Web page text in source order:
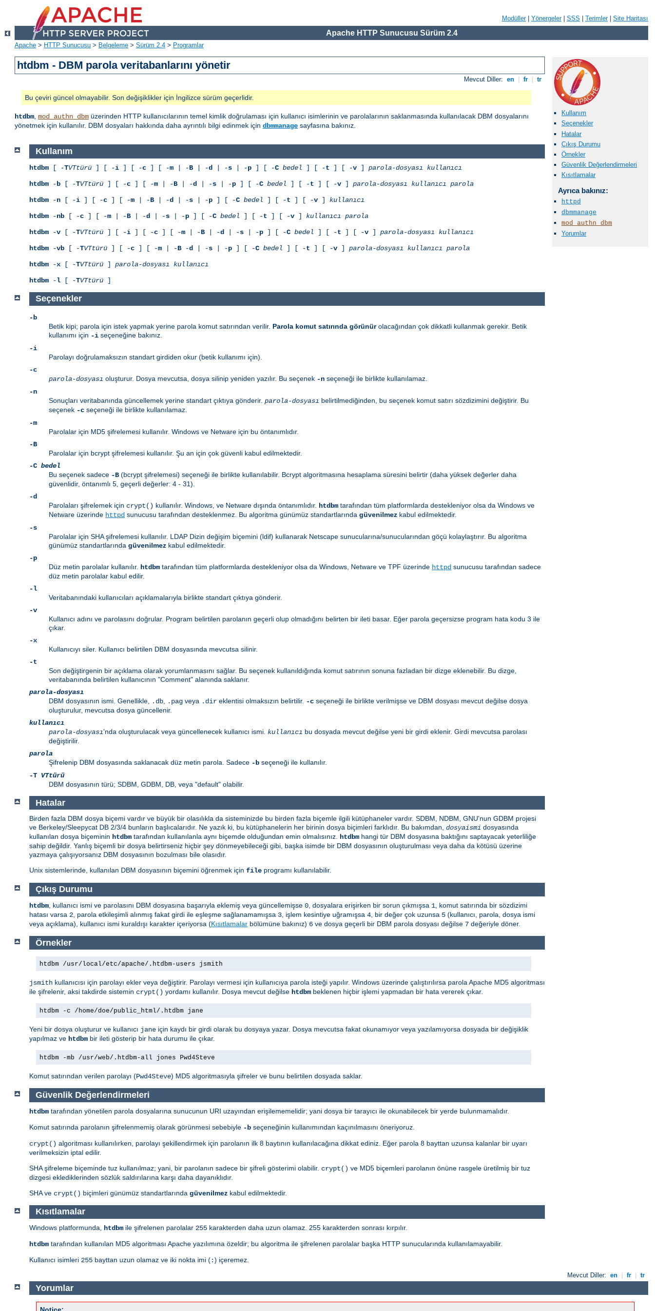
Modüller| Yönergeler| SSS Terimler| Site Haritası
Apache HTTP Sunucusu Sürüm 2.4
Apache > HTTP Sunucusu > Belgeleme > Sürüm 2.4 > Programlar
htdbm - DBM parola veritabanlarını yönetir
Mevcut Diller: en fr tr
Bu çeviri güncel olmayabilir. Son değişiklikler için İngilizce sürüm geçerlidir.
htdbm, mod_authn_dbm üzerinden HTTP kullanıcılarının temel kimlik doğrulaması için kullanıcı isimlerinin ve parolalarının saklanmasında kullanılacak DBM dosyalarını
yönetmek için kullanılır. DBM dosyaları hakkında daha ayrıntılı bilgi edinmek için dbmmanage sayfasına bakınız.
Kullanım
Seçenekler
Hatalar
Çıkış Durumu
Örnekler
Güvenlik Değerlendirmeleri
Kısıtlamalar
Ayrıca bakınız:
httpd
dbmmanage
mod_authn_dbm
Yorumlar
Kullanım
htdbm [ -TVTtürü ] [ -i ] [ -c ] [ -m | -B | -d | -s | -p ] [ -C bedel ] [ -t ] [ -v ] parola-dosyası kullanıcı
htdbm -b [ -TVTtürü ] [ -c ] [ -m | -B | -d | -s | -p ] [ -C bedel ] [ -t ] [ -v ] parola-dosyası kullanıcı parola
htdbm -n [ -i ] [ -c ] [ -m | -B | -d | -s | -p ] [ -C bedel ] [ -t ] [ -v ] kullanıcı
htdbm -nb [ -c ] [ -m | -B | -d | -s | -p ] [ -C bedel ] [ -t ] [ -v ] kullanıcı parola
htdbm -v [ -TVTtürü ] [ -i ] [ -c ] [ -m | -B | -d | -s | -p ] [ -C bedel ] [ -t ] [ -v ] parola-dosyası kullanıcı
htdbm -vb [ -TVTtürü ] [ -c ] [ -m | -B -d | -s | -p ] [ -C bedel ] [ -t ] [ -v ] parola-dosyası kullanıcı parola
htdbm -x [ -TVTtürü ] parola-dosyası kullanıcı
htdbm -l [ -TVTtürü ]
Seçenekler
-b
Betik kipi; parola için istek yapmak yerine parola komut satırından verilir. Parola komut satırında görünürolacağından çok dikkatli kullanmak gerekir. Betik
kullanımı için -i seçeneğine bakınız.
-i
Parolayı doğrulamaksızın standart girdiden okur (betik kullanımı için).
-c
parola-dosyası oluşturur. Dosya mevcutsa, dosya silinip yeniden yazılır. Bu seçenek -n seçeneği ile birlikte kullanılamaz.
-n
Sonuçları veritabanında güncellemek yerine standart çıktıya gönderir. parola-dosyası belirtilmediğinden, bu seçenek komut satırı sözdizimini değiştirir. Bu
seçenek -c seçeneği ile birlikte kullanılamaz.
-m
Parolalar için MD5 şifrelemesi kullanılır. Windows ve Netware için bu öntanımlıdır.
-B
Parolalar için bcrypt şifrelemesi kullanılır. Şu an için çok güvenli kabul edilmektedir.
-C bedel
Bu seçenek sadece -B (bcrypt şifrelemesi) seçeneği ile birlikte kullanılabilir. Bcrypt algoritmasına hesaplama süresini belirtir (daha yüksek değerler daha
güvenlidir, öntanımlı 5, geçerli değerler: 4 - 31).
-d
Parolaları şifrelemek için crypt() kullanılır. Windows, ve Netware dışında öntanımlıdır. htdbm tarafından tüm platformlarda destekleniyor olsa da Windows ve
Netware üzerinde httpd sunucusu tarafından desteklenmez. Bu algoritma günümüz standartlarında güvenilmez kabul edilmektedir.
-s
Parolalar için SHA şifrelemesi kullanılır. LDAP Dizin değişim biçemini (ldif) kullanarak Netscape sunucularına/sunucularından göçü kolaylaştırır. Bu algoritma
günümüz standartlarında güvenilmez kabul edilmektedir.
-p
Düz metin parolalar kullanılır. htdbm tarafından tüm platformlarda destekleniyor olsa da Windows, Netware ve TPF üzerinde httpd sunucusu tarafından sadece
düz metin parolalar kabul edilir.
-l
Veritabanındaki kullanıcıları açıklamalarıyla birlikte standart çıktıya gönderir.
-v
Kullanıcı adını ve parolasını doğrular. Program belirtilen parolanın geçerli olup olmadığını belirten bir ileti basar. Eğer parola geçersizse program hata kodu 3 ile
çıkar.
-x
Kullanıcıyı siler. Kullanıcı belirtilen DBM dosyasında mevcutsa silinir.
-t
Son değiştirgenin bir açıklama olarak yorumlanmasını sağlar. Bu seçenek kullanıldığında komut satırının sonuna fazladan bir dizge eklenebilir. Bu dizge,
veritabanında belirtilen kullanıcının "Comment" alanında saklanır.
parola-dosyası
DBM dosyasının ismi. Genellikle,
.db .pag veya .dir eklentisi olmaksızın belirtilir. -c seçeneği ile birlikte verilmişse ve DBM dosyası mevcut değilse dosya
oluşturulur, mevcutsa dosya güncellenir.
kullanıcı
parola-dosyası'nda oluşturulacak veya güncellenecek kullanıcı ismi. kullanıcı bu dosyada mevcut değilse yeni bir girdi eklenir. Girdi mevcutsa parolası
değiştirilir.
parola
Şifrelenip DBM dosyasında saklanacak düz metin parola. Sadece -b seçeneği ile kullanılır.
-T VTtürü
DBM dosyasının türü; SDBM, GDBM, DB, veya "default" olabilir.
Hatalar
Birden fazla DBM dosya biçemi vardır ve büyük bir olasılıkla da sisteminizde bu birden fazla biçemle ilgili kütüphaneler vardır. SDBM, NDBM, GNU'nun GDBM projesi
ve Berkeley/Sleepycat DB 2/3/4 bunların başlıcalarıdır. Ne yazık ki, bu kütüphanelerin her birinin dosya biçimleri farklıdır. Bu bakımdan, dosyaismi dosyasında
kullanılan dosya biçeminin htdbm tarafından kullanılanla aynı biçemde olduğundan emin olmalısınız. htdbm hangi tür DBM dosyasına baktığını saptayacak yeterliliğe
sahip değildir. Yanlış biçemli bir dosya belirtirseniz hiçbir şey dönmeyebileceği gibi, başka isimde bir DBM dosyasının oluşturulması veya daha da kötüsü üzerine
yazmaya çalışıyorsanız DBM dosyasının bozulması bile olasıdır.
Unix sistemlerinde, kullanılan DBM dosyasının biçemini öğrenmek için file programı kullanılabilir.
Çıkış Durumu
htdbm , kullanıcı ismi ve parolasını DBM dosyasına başarıyla eklemiş veya güncellemişse 0 , dosyalara erişirken bir sorun çıkmışsa 1 , komut satırında bir sözdizimi
hatası varsa 2 , parola etkileşimli alınmış fakat girdi ile eşleşme sağlanamamışsa 3 , işlem kesintiye uğramışsa 4 , bir değer çok uzunsa 5 (kullanıcı, parola, dosya ismi
veya açıklama), kullanıcı ismi kuraldışı karakter içeriyorsa (Kısıtlamalar bölümüne bakınız) 6 ve dosya geçerli bir DBM parola dosyası değilse 7 değeriyle döner.
Örnekler
htdbm /usr/local/etc/apache/.htdbm-users jsmith
jsmith kullanıcısı için parolayı ekler veya değiştirir. Parolayı vermesi için kullanıcıya parola isteği yapılır. Windows üzerinde çalıştırılırsa parola Apache MD5 algoritması
ile şifrelenir, aksi takdirde sistemin crypt() yordamı kullanılır. Dosya mevcut değilse htdbm beklenen hiçbir işlemi yapmadan bir hata vererek çıkar.
htdbm -c /home/doe/public_html/.htdbm jane
Yeni bir dosya oluşturur ve kullanıcı jane için kaydı bir girdi olarak bu dosyaya yazar. Dosya mevcutsa fakat okunamıyor veya yazılamıyorsa dosyada bir değişiklik
yapılmaz ve htdbm bir ileti gösterip bir hata durumu ile çıkar.
htdbm -mb /usr/web/.htdbm-all jones Pwd4Steve
Komut satırından verilen parolayı (Pwd4Steve) MD5 algoritmasıyla şifreler ve bunu belirtilen dosyada saklar.
Güvenlik Değerlendirmeleri
htdbm tarafından yönetilen parola dosyalarına sunucunun URI uzayından erişilememelidir; yani dosya bir tarayıcı ile okunabilecek bir yerde bulunmamalıdır.
Komut satırında parolanın şifrelenmemiş olarak görünmesi sebebiyle -b seçeneğinin kullanımından kaçınılmasını öneriyoruz.
crypt() algoritması kullanılırken, parolayı şekillendirmek için parolanın ilk 8 baytının kullanılacağına dikkat ediniz. Eğer parola 8 bayttan uzunsa kalanlar bir uyarı
verilmeksizin iptal edilir.
SHA şifreleme biçeminde tuz kullanılmaz; yani, bir parolanın sadece bir şifreli gösterimi olabilir. crypt() ve MD5 biçemleri parolanın önüne rasgele üretilmiş bir tuz
dizgesi eklediklerinden sözlük saldırılarına karşı daha dayanıklıdır.
SHA ve crypt() biçimleri günümüz standartlarında güvenilmez kabul edilmektedir.
Kısıtlamalar
Windows platformunda, htdbm ile şifrelenen parolalar 255 karakterden daha uzun olamaz. 255 karakterden sonrası kırpılır.
htdbm tarafından kullanılan MD5 algoritması Apache yazılımına özeldir; bu algoritma ile şifrelenen parolalar başka HTTP sunucularında kullanılamayabilir.
Kullanıcı isimleri 255 bayttan uzun olamaz ve iki nokta imi (:) içeremez.
Mevcut Diller: en fr tr
Yorumlar